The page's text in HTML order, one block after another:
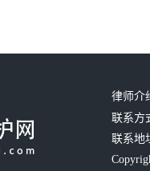
律师介
联系方
联系地